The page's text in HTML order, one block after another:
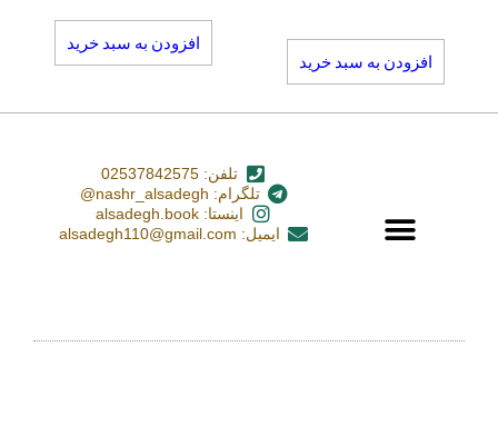
افزودن به سبد خرید
افزودن به سبد خرید
تلفن: 02537842575
تلگرام: nashr_alsadegh@
اینستا: alsadegh.book
ایمیل: alsadegh110@gmail.com